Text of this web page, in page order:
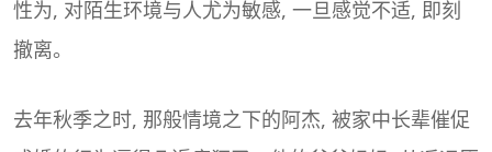
性为, 对陌生环境与人尤为敏感, 一旦感觉不适, 即刻
撤离。
去年秋季之时, 那般情境之下的阿杰, 被家中长辈催促